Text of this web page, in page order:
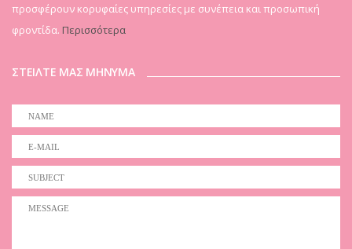
προσφέρουν κορυφαίες υπηρεσίες με συνέπεια και προσωπική
φροντίδα. Περισσότερα
ΣΤΕΙΛΤΕ ΜΑΣ ΜΗΝΥΜΑ